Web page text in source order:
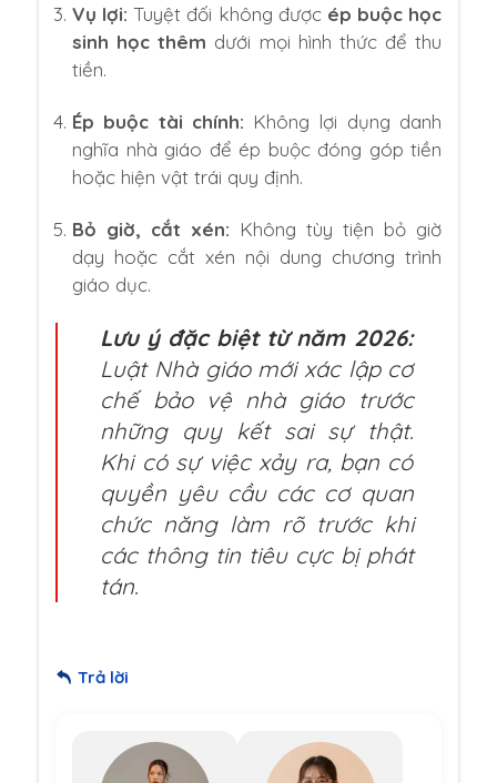
Vụ lợi: Tuyệt đối không được ép buộc học
sinh học thêm dưới mọi hình thức để thu
tiền.
Ép buộc tài chính: Không lợi dụng danh
nghĩa nhà giáo để ép buộc đóng góp tiền
hoặc hiện vật trái quy định.
Bỏ giờ, cắt xén: Không tùy tiện bỏ giờ
dạy hoặc cắt xén nội dung chương trình
giáo dục.
Lưu ý đặc biệt từ năm 2026:
Luật Nhà giáo mới xác lập cơ
chế bảo vệ nhà giáo trước
những quy kết sai sự thật.
Khi có sự việc xảy ra, bạn có
quyền yêu cầu các cơ quan
chức năng làm rõ trước khi
các thông tin tiêu cực bị phát
tán.
Trả lời